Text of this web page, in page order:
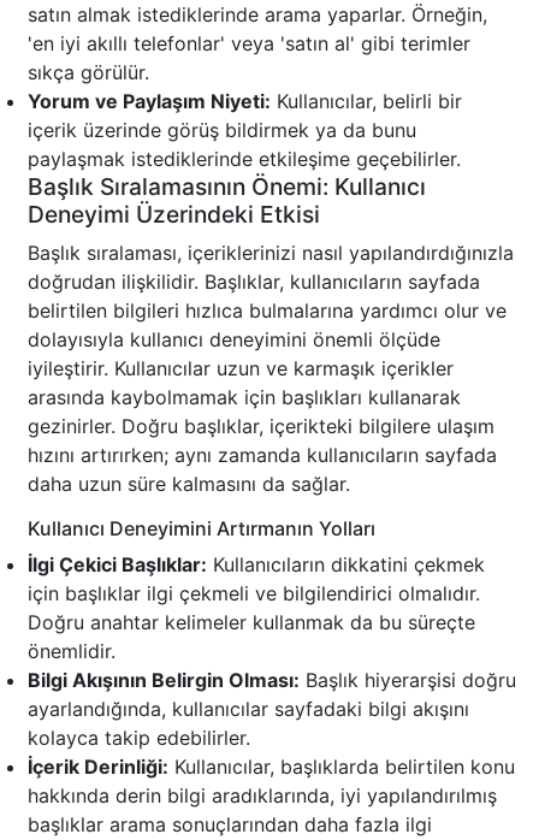
satın almak istediklerinde arama yaparlar. Örneğin,
'en iyi akıllı telefonlar' veya 'satın al' gibi terimler
sıkça görülür.
Yorum ve Paylaşım Niyeti: Kullanıcılar, belirli bir
içerik üzerinde görüş bildirmek ya da bunu
paylaşmak istediklerinde etkileşime geçebilirler.
Başlık Sıralamasının Önemi: Kullanıcı
Deneyimi Üzerindeki Etkisi
Başlık sıralaması, içeriklerinizi nasıl yapılandırdığınızla
doğrudan ilişkilidir. Başlıklar, kullanıcıların sayfada
belirtilen bilgileri hızlıca bulmalarına yardımcı olur ve
dolayısıyla kullanıcı deneyimini önemli ölçüde
iyileştirir. Kullanıcılar uzun ve karmaşık içerikler
arasında kaybolmamak için başlıkları kullanarak
gezinirler. Doğru başlıklar, içerikteki bilgilere ulaşım
hızını artırırken; aynı zamanda kullanıcıların sayfada
daha uzun süre kalmasını da sağlar.
Kullanıcı Deneyimini Artırmanın Yolları
İlgi Çekici Başlıklar: Kullanıcıların dikkatini çekmek
için başlıklar ilgi çekmeli ve bilgilendirici olmalıdır.
Doğru anahtar kelimeler kullanmak da bu süreçte
önemlidir.
Bilgi Akışının Belirgin Olması: Başlık hiyerarşisi doğru
ayarlandığında, kullanıcılar sayfadaki bilgi akışını
kolayca takip edebilirler.
İçerik Derinliği: Kullanıcılar, başlıklarda belirtilen konu
hakkında derin bilgi aradıklarında, iyi yapılandırılmış
başlıklar arama sonuçlarından daha fazla ilgi